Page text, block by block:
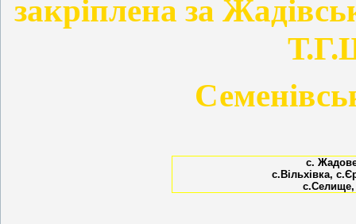
закріплена за
с.
с.Вільхівка,
с.Селище,